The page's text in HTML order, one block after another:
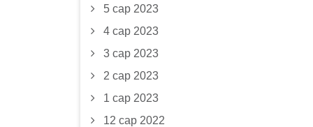
5 сар 2023
4 сар 2023
3 сар 2023
2 сар 2023
1 сар 2023
12 сар 2022